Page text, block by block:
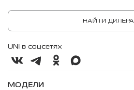
НАЙТИ ДИЛЕРА
UNI в соцсетях
МОДЕЛИ